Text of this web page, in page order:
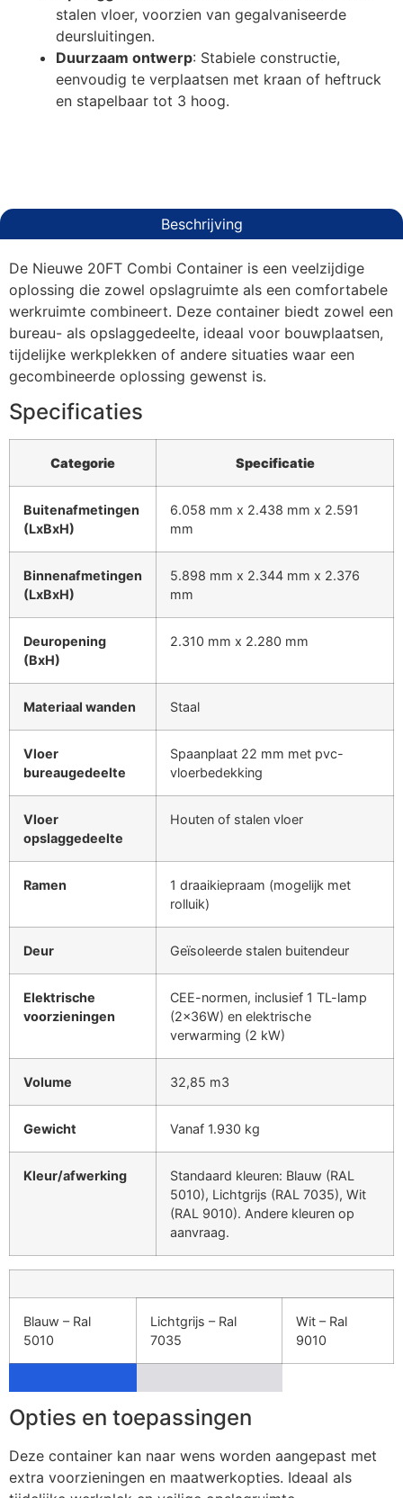
stalen vloer, voorzien van gegalvaniseerde
deursluitingen.
Duurzaam ontwerp: Stabiele constructie,
eenvoudig te verplaatsen met kraan of heftruck
en stapelbaar tot 3 hoog.
Beschrijving
De Nieuwe 20FT Combi Container is een veelzijdige
oplossing die zowel opslagruimte als een comfortabele
werkruimte combineert. Deze container biedt zowel een
bureau- als opslaggedeelte, ideaal voor bouwplaatsen,
tijdelijke werkplekken of andere situaties waar een
gecombineerde oplossing gewenst is.
Specificaties
Categorie Specificatie
Buitenafmetingen
(LxBxH)
6.058 mm x 2.438 mm x 2.591
mm
Binnenafmetingen
(LxBxH)
5.898 mm x 2.344 mm x 2.376
mm
Deuropening
(BxH)
2.310 mm x 2.280 mm
Materiaal wanden Staal
Vloer
bureaugedeelte
Spaanplaat 22 mm met pvc-
vloerbedekking
Vloer
opslaggedeelte
Houten of stalen vloer
Ramen
1 draaikiepraam (mogelijk met
rolluik)
Deur Geïsoleerde stalen buitendeur
Elektrische
voorzieningen
CEE-normen, inclusief 1 TL-lamp
(2x36W) en elektrische
verwarming (2 kW)
Volume 32,85 m3
Gewicht Vanaf 1.930 kg
Kleur/afwerking
Standaard kleuren: Blauw (RAL
5010), Lichtgrijs (RAL 7035), Wit
(RAL 9010). Andere kleuren op
aanvraag.
Blauw – Ral
5010
Lichtgrijs – Ral
7035
Wit – Ral
9010
Opties en toepassingen
Deze container kan naar wens worden aangepast met
extra voorzieningen en maatwerkopties. Ideaal als